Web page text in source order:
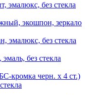
эмалюкс, без стекла
экошпон, зеркало
эмалюкс, без стекла
без стекла
кромка черн. х 4 ст.)